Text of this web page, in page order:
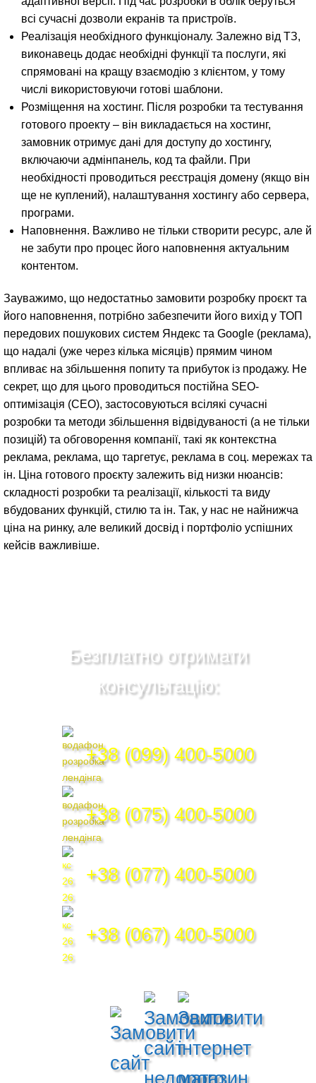
всі сучасні дозволи екранів та пристроїв.
Реалізація необхідного функціоналу. Залежно від ТЗ,
виконавець додає необхідні функції та послуги, які
спрямовані на кращу взаємодію з клієнтом, у тому
числі використовуючи готові шаблони.
Розміщення на хостинг. Після розробки та тестування
готового проекту – він викладається на хостинг,
замовник отримує дані для доступу до хостингу,
включаючи адмінпанель, код та файли. При
необхідності проводиться реєстрація домену (якщо він
ще не куплений), налаштування хостингу або сервера,
програми.
Наповнення. Важливо не тільки створити ресурс, але й
не забути про процес його наповнення актуальним
контентом.
Зауважимо, що недостатньо замовити розробку проєкт та
його наповнення, потрібно забезпечити його вихід у ТОП
передових пошукових систем Яндекс та Google (реклама),
що надалі (уже через кілька місяців) прямим чином
впливає на збільшення попиту та прибуток із продажу. Не
секрет, що для цього проводиться постійна SЕО-
оптимізація (СЕО), застосовуються всілякі сучасні
розробки та методи збільшення відвідуваності (а не тільки
позицій) та обговорення компанії, такі як контекстна
реклама, реклама, що таргетує, реклама в соц. мережах та
ін. Ціна готового проєкту залежить від низки нюансів:
складності розробки та реалізації, кількості та виду
вбудованих функцій, стилю та ін. Так, у нас не найнижча
ціна на ринку, але великий досвід і портфоліо успішних
кейсів важливіше.
Безплатно отримати
консультацію:
+38 (099) 400-5000
+38 (075) 400-5000
+38 (077) 400-5000
+38 (067) 400-5000